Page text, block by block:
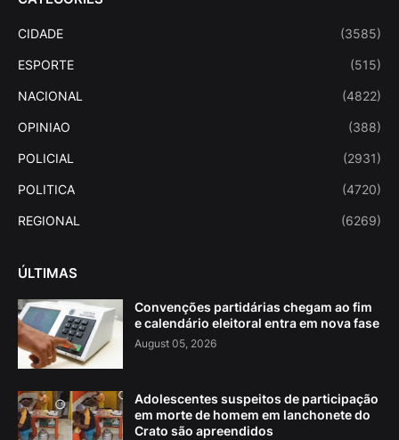
CIDADE (3585)
ESPORTE (515)
NACIONAL (4822)
OPINIAO (388)
POLICIAL (2931)
POLITICA (4720)
REGIONAL (6269)
ÚLTIMAS
Convenções partidárias chegam ao fim
e calendário eleitoral entra em nova fase
August 05, 2026
Adolescentes suspeitos de participação
em morte de homem em lanchonete do
Crato são apreendidos